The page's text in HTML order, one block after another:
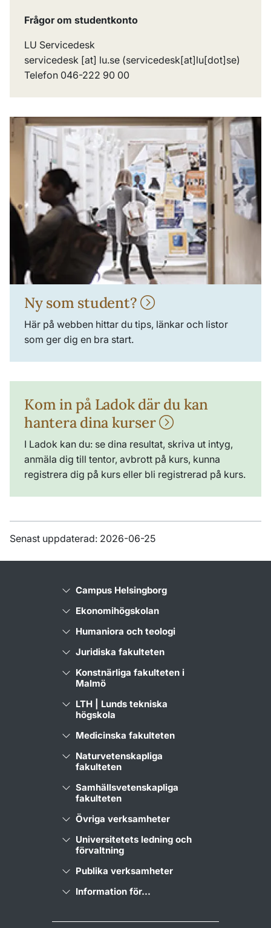
Frågor om studentkonto
LU Servicedesk
servicedesk [at] lu.se (servicedesk[at]lu[dot]se)
Telefon 046-222 90 00
Ny som student?
Här på webben hittar du tips, länkar och listor
som ger dig en bra start.
Kom in på Ladok där du kan
hantera dina kurser
I Ladok kan du: se dina resultat, skriva ut intyg,
anmäla dig till tentor, avbrott på kurs, kunna
registrera dig på kurs eller bli registrerad på kurs.
Senast uppdaterad: 2026-06-25
Campus Helsingborg
Ekonomihögskolan
Humaniora och teologi
Juridiska fakulteten
Konstnärliga fakulteten i
Malmö
LTH | Lunds tekniska
högskola
Medicinska fakulteten
Naturvetenskapliga
fakulteten
Samhällsvetenskapliga
fakulteten
Övriga verksamheter
Universitetets ledning och
förvaltning
Publika verksamheter
Information för...